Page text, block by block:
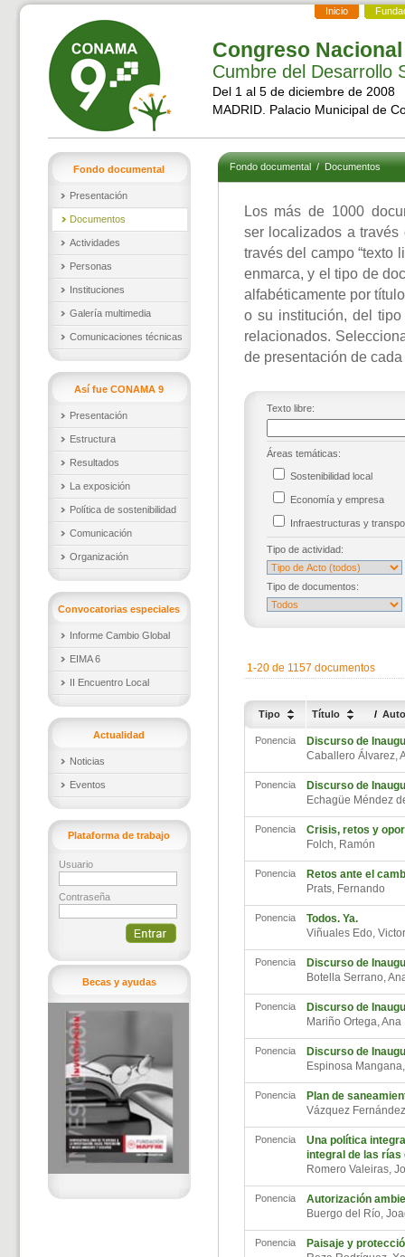
Inicio
Congreso
Cumbre del Desarrollo
Del 1 al 5 de diciembre de 2008
MADRID. Palacio Municipal de
Fondo documental
Presentación
Documentos
Actividades
Personas
Instituciones
Galería multimedia
Comunicaciones técnicas
Así fue CONAMA 9
Presentación
Estructura
Resultados
La exposición
Política de sostenibilidad
Comunicación
Organización
Convocatorias especiales
Informe Cambio Global
EIMA 6
II Encuentro Local
Actualidad
Noticias
Eventos
Plataforma de trabajo
Usuario
Contraseña
Becas y ayudas
Fondo documental/Documentos
Los más de 1000
ser localizados a
través del campo “texto
enmarca, y el tipo de
alfabéticamente por
o su institución, del
relacionados.
de presentación de
Texto libre:
Áreas temáticas:
Sostenibilidad local
Economía y empresa
Infraestructuras y
Tipo de actividad:
Tipo de documentos:
1-20 de 1157 documentos
Tipo Título /
Ponencia
Discurso de
Caballero Álvarez,
Ponencia
Discurso de
Echagüe Méndez
Ponencia
Crisis, retos y
Folch, Ramón
Ponencia
Retos ante el
Prats, Fernando
Ponencia
Todos. Ya.
Viñuales Edo,
Ponencia
Discurso de
Botella Serrano,
Ponencia
Discurso de
Mariño Ortega,
Ponencia
Discurso de
Espinosa
Ponencia
Plan de
Vázquez
Ponencia
Una política
integral de las rías
Romero Valeiras,
Ponencia
Autorización
Buergo del Río,
Ponencia
Paisaje y